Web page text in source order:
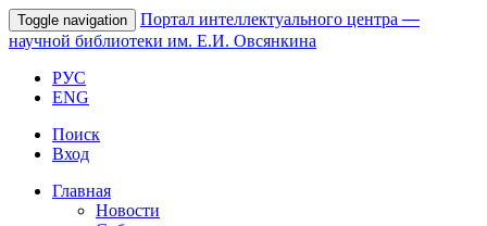
Toggle navigation Портал интеллектуального центра —
научной библиотеки им. Е.И. Овсянкина
РУС
ENG
Поиск
Вход
Главная
Новости